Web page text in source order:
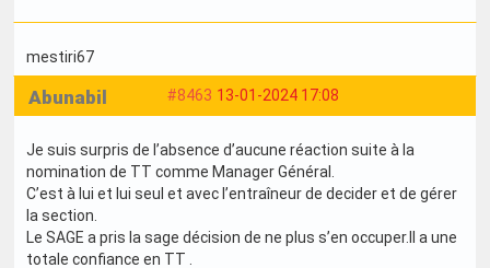
mestiri67
#8463 13-01-2024 17:08
Abunabil
Je suis surpris de l’absence d’aucune réaction suite à la
nomination de TT comme Manager Général.
C’est à lui et lui seul et avec l’entraîneur de decider et de gérer
la section.
Le SAGE a pris la sage décision de ne plus s’en occuper.Il a une
totale confiance en TT .